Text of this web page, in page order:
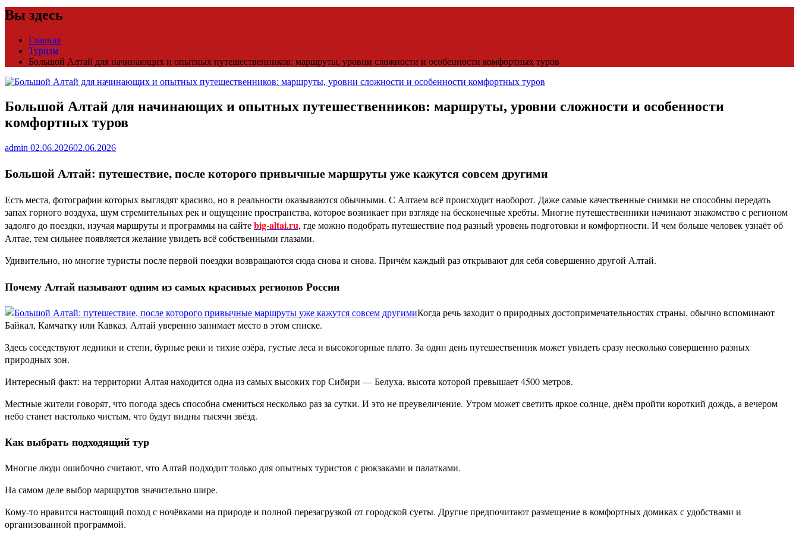
Вы здесь
Главная
Туризм
Большой Алтай для начинающих и опытных путешественников: маршруты, уровни сложности и особенности комфортных туров
Большой Алтай для начинающих и опытных путешественников: маршруты, уровни сложности и особенности
комфортных туров
admin 02.06.202602.06.2026
Большой Алтай: путешествие, после которого привычные маршруты уже кажутся совсем другими
Есть места, фотографии которых выглядят красиво, но в реальности оказываются обычными. С Алтаем всё происходит наоборот. Даже самые качественные снимки не способны передать
запах горного воздуха, шум стремительных рек и ощущение пространства, которое возникает при взгляде на бесконечные хребты. Многие путешественники начинают знакомство с регионом
задолго до поездки, изучая маршруты и программы на сайтеbig-altai.ru, где можно подобрать путешествие под разный уровень подготовки и комфортности. И чем больше человек узнаёт об
Алтае, тем сильнее появляется желание увидеть всё собственными глазами.
Удивительно, но многие туристы после первой поездки возвращаются сюда снова и снова. Причём каждый раз открывают для себя совершенно другой Алтай.
Почему Алтай называют одним из самых красивых регионов России
Когда речь заходит о природных достопримечательностях страны, обычно вспоминают
Байкал, Камчатку или Кавказ. Алтай уверенно занимает место в этом списке.
Здесь соседствуют ледники и степи, бурные реки и тихие озёра, густые леса и высокогорные плато. За один день путешественник может увидеть сразу несколько совершенно разных
природных зон.
Интересный факт: на территории Алтая находится одна из самых высоких гор Сибири — Белуха, высота которой превышает 4500 метров.
Местные жители говорят, что погода здесь способна смениться несколько раз за сутки. И это не преувеличение. Утром может светить яркое солнце, днём пройти короткий дождь, а вечером
небо станет настолько чистым, что будут видны тысячи звёзд.
Как выбрать подходящий тур
Многие люди ошибочно считают, что Алтай подходит только для опытных туристов с рюкзаками и палатками.
На самом деле выбор маршрутов значительно шире.
Кому-то нравится настоящий поход с ночёвками на природе и полной перезагрузкой от городской суеты. Другие предпочитают размещение в комфортных домиках с удобствами и
организованной программой.